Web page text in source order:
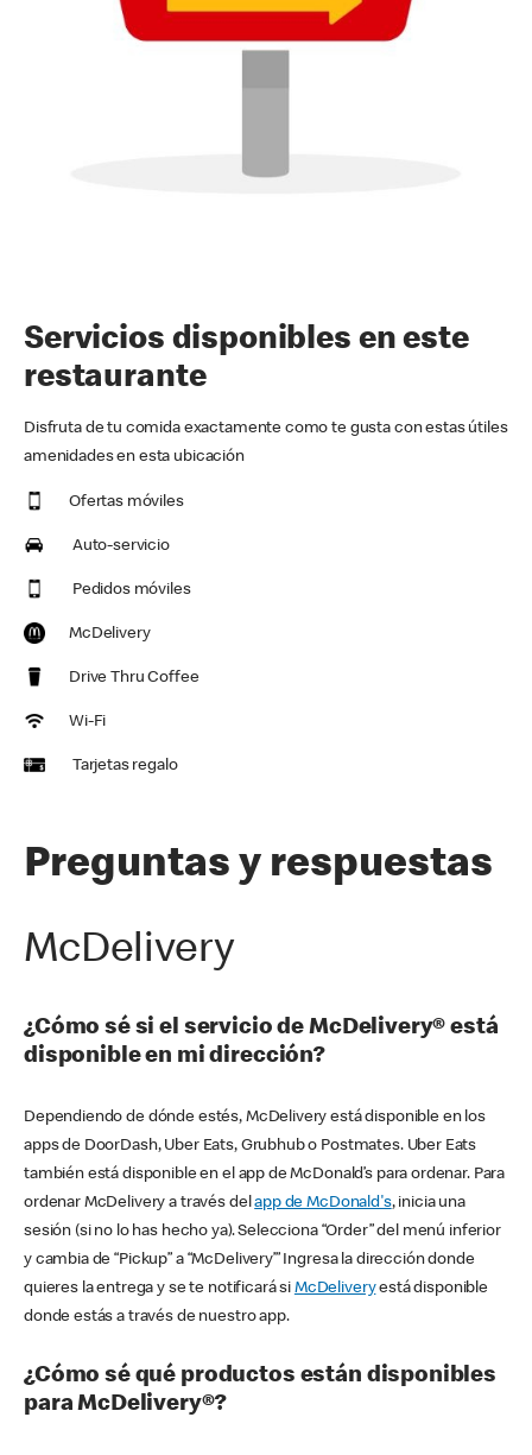
Servicios disponibles en este
restaurante
Disfruta de tu comida exactamente como te gusta con estas útiles
amenidades en esta ubicación
Ofertas móviles
Auto-servicio
Pedidos móviles
McDelivery
Drive Thru Coffee
Wi-Fi
Tarjetas regalo
Preguntas y respuestas
McDelivery
¿Cómo sé si el servicio de McDelivery® está
disponible en mi dirección?
Dependiendo de dónde estés, McDelivery está disponible en los
apps de DoorDash, Uber Eats, Grubhub o Postmates. Uber Eats
también está disponible en el app de McDonald’s para ordenar. Para
ordenar McDelivery a través delapp de McDonald's, inicia una
sesión (si no lo has hecho ya). Selecciona “Order” del menú inferior
y cambia de “Pickup” a “McDelivery’” Ingresa la dirección donde
quieres la entrega y se te notificará si McDeliveryestá disponible
donde estás a través de nuestro app.
¿Cómo sé qué productos están disponibles
para McDelivery®?